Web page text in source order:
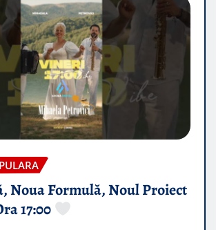
Noua Formulă, Noul Proiect
17:00